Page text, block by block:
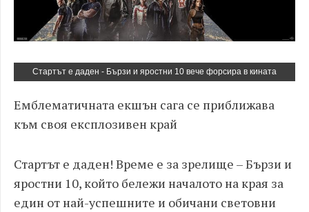
Стартът е даден - Бързи и яростни 10 вече форсира в кината
Емблематичната екшън сага се приближава
към своя експлозивен край
Стартът е даден! Време е за зрелище – Бързи и
яростни 10, който бележи началото на края за
един от най-успешните и обичани световни